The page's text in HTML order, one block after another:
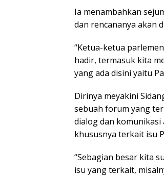
Ia menambahkan
dan rencananya akan
“Ketua-ketua
hadir, termasuk kita
yang ada disini yaitu
Dirinya meyakini
sebuah forum yang
dialog dan
khususnya terkait isu
“Sebagian besar kita
isu yang terkait,